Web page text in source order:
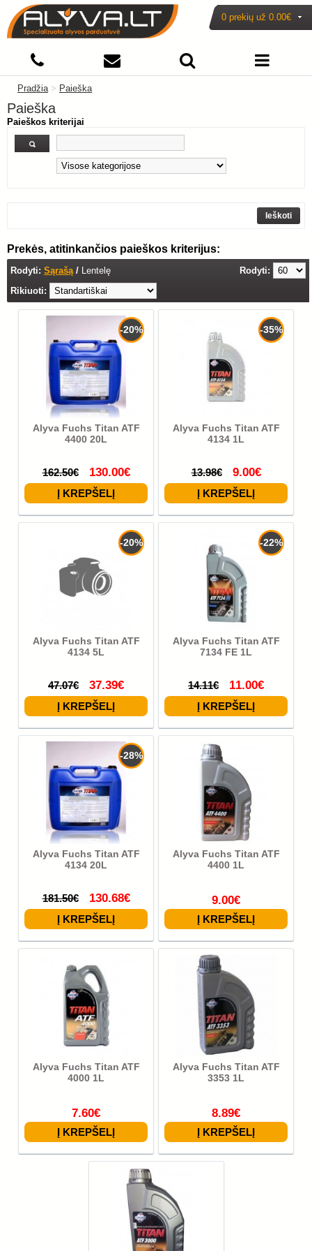
0 prekių už 0.00€
Pradžia> Paieška
Paieška
Paieškos kriterijai
Prekės, atitinkančios paieškos kriterijus:
Rodyti: Sąrašą / Lentelę
Rodyti:
Rikiuoti:
-20%
Alyva Fuchs Titan ATF
4400 20L
162.50€ 130.00€
-35%
Alyva Fuchs Titan ATF
4134 1L
13.98€ 9.00€
-20%
Alyva Fuchs Titan ATF
4134 5L
47.07€ 37.39€
-22%
Alyva Fuchs Titan ATF
7134 FE 1L
14.11€ 11.00€
-28%
Alyva Fuchs Titan ATF
4134 20L
181.50€ 130.68€
Alyva Fuchs Titan ATF
4400 1L
9.00€
Alyva Fuchs Titan ATF
4000 1L
7.60€
Alyva Fuchs Titan ATF
3353 1L
8.89€